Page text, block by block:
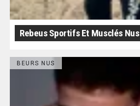
Rebeus Sportifs Et Musclés Nus
BEURS NUS